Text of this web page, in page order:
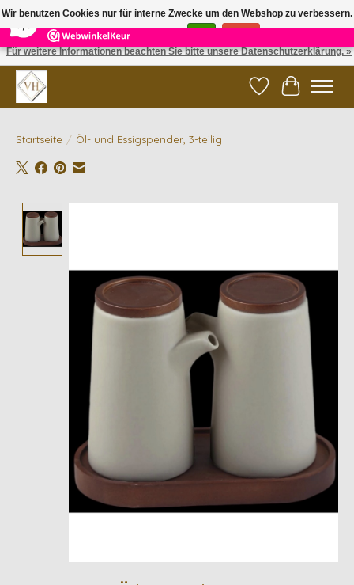
5 Reviews ×
✓ Gratis verzending vanaf €200 | ✓ 14 dagen retourneren
Wunschzettel
Ihr
Startseite / Öl- und Essigspender, 3-teilig
Wir benutzen Cookies nur für interne Zwecke um den Webshop zu verbessern.
Ist das in Ordnung?
Für weitere Informationen beachten Sie bitte unsere Datenschutzerklärung. »